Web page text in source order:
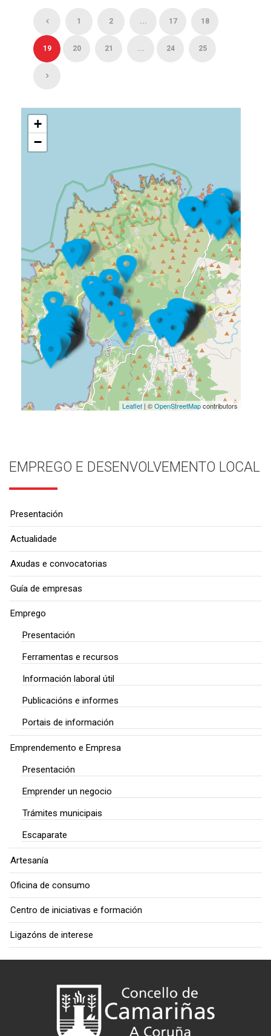
1 2 ... 17 18
19 20 21 ... 24 25
+
−
Leaflet| ©OpenStreetMapcontributors
EMPREGO E DESENVOLVEMENTO LOCAL
Presentación
Actualidade
Axudas e convocatorias
Guía de empresas
Emprego
Presentación
Ferramentas e recursos
Información laboral útil
Publicacións e informes
Portais de información
Emprendemento e Empresa
Presentación
Emprender un negocio
Trámites municipais
Escaparate
Artesanía
Oficina de consumo
Centro de iniciativas e formación
Ligazóns de interese